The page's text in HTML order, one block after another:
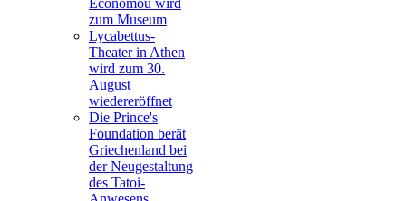
Economou wird
zum Museum
Lycabettus-
Theater in Athen
wird zum 30.
August
wiedereröffnet
Die Prince's
Foundation berät
Griechenland bei
der Neugestaltung
des Tatoi-